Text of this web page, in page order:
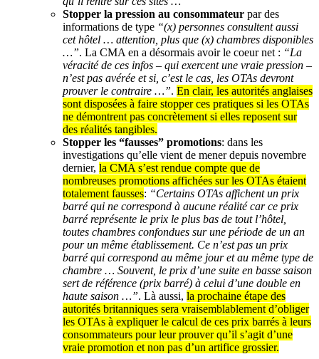
Stopper la pression au consommateur par des
informations de type “(x) personnes consultent aussi
cet hôtel … attention, plus que (x) chambres disponibles
…”. La CMA en a désormais avoir le coeur net : “La
véracité de ces infos – qui exercent une vraie pression –
n’est pas avérée et si, c’est le cas, les OTAs devront
prouver le contraire …”. En clair, les autorités anglaises
sont disposées à faire stopper ces pratiques si les OTAs
ne démontrent pas concrètement si elles reposent sur
des réalités tangibles.
Stopper les “fausses” promotions: dans les
investigations qu’elle vient de mener depuis novembre
dernier, la CMA s’est rendue compte que de
nombreuses promotions affichées sur les OTAs étaient
totalement fausses: “Certains OTAs affichent un prix
barré qui ne correspond à aucune réalité car ce prix
barré représente le prix le plus bas de tout l’hôtel,
toutes chambres confondues sur une période de un an
pour un même établissement. Ce n’est pas un prix
barré qui correspond au même jour et au même type de
chambre … Souvent, le prix d’une suite en basse saison
sert de référence (prix barré) à celui d’une double en
haute saison …”. Là aussi, la prochaine étape des
autorités britanniques sera vraisemblablement d’obliger
les OTAs à expliquer le calcul de ces prix barrés à leurs
consommateurs pour leur prouver qu’il s’agit d’une
vraie promotion et non pas d’un artifice grossier.